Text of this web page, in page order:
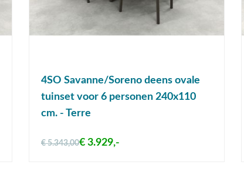
4SO Savanne/Soreno deens ovale
tuinset voor 6 personen 240x110
cm. - Terre
€ 5.343,00€ 3.929,-